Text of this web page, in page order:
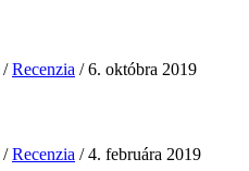
/Recenzia /6. októbra 2019
/Recenzia /4. februára 2019